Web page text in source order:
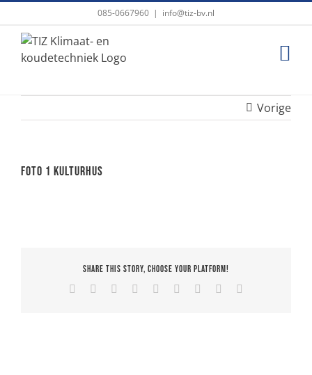
inhoud
085-0667960 | info@tiz-bv.nl
Vorige
Foto 1 Kulturhus
Share This Story, Choose Your Platform!
Facebook Reddit LinkedInWhatsApp
TumblrPinterest